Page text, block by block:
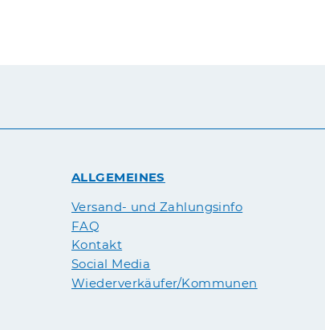
ALLGEMEINES
Versand- und Zahlungsinfo
FAQ
Kontakt
Social Media
Wiederverkäufer/Kommunen